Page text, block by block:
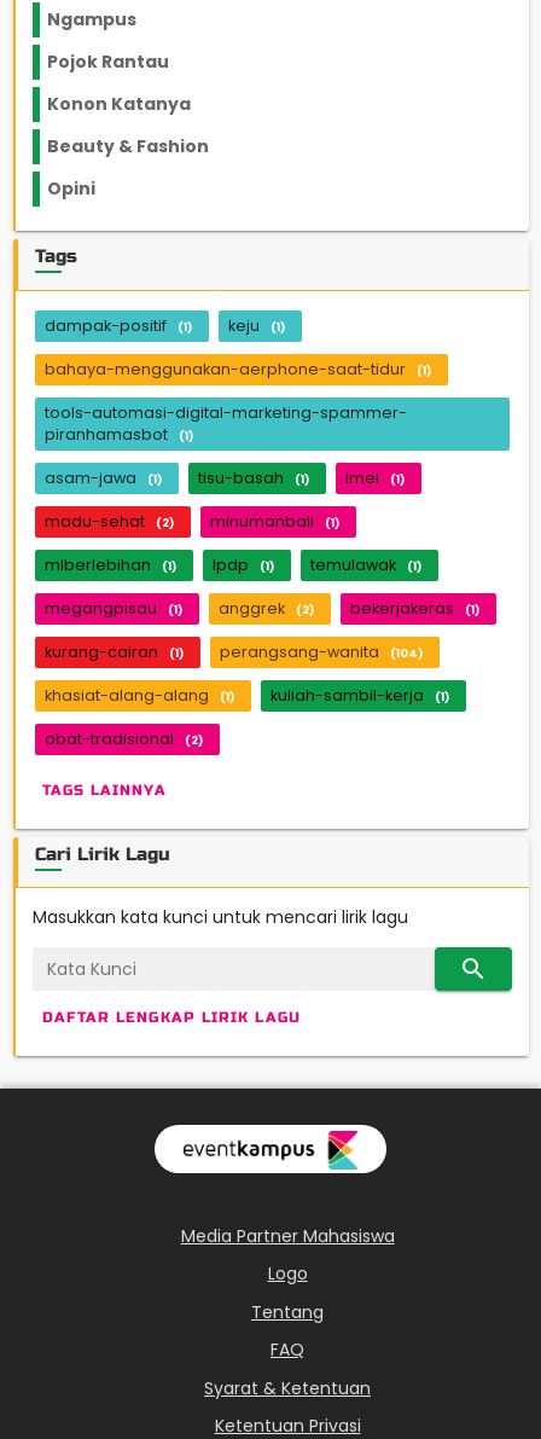
Ngampus
Pojok Rantau
Konon Katanya
Beauty & Fashion
Opini
Tags
dampak-positif (1) keju (1)
bahaya-menggunakan-aerphone-saat-tidur (1)
tools-automasi-digital-marketing-spammer-
piranhamasbot
(1)
asam-jawa (1) tisu-basah (1) imei (1)
madu-sehat (2) minumanbali (1)
mlberlebihan (1) lpdp (1) temulawak (1)
megangpisau (1) anggrek (2) bekerjakeras (1)
kurang-cairan (1) perangsang-wanita (104)
khasiat-alang-alang (1) kuliah-sambil-kerja (1)
obat-tradisional (2)
TAGS LAINNYA
Cari Lirik Lagu
Masukkan kata kunci untuk mencari lirik lagu
search
DAFTAR LENGKAP LIRIK LAGU
Media Partner Mahasiswa
Logo
Tentang
FAQ
Syarat & Ketentuan
Ketentuan Privasi